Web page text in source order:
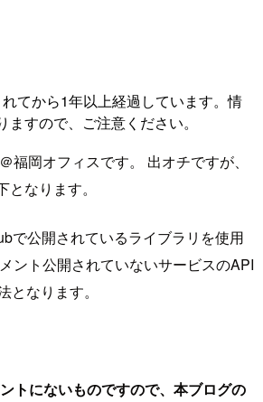
てから1年以上経過しています。情
すので、ご注意ください。
福岡オフィスです。 出オチですが、
なります。
で公開されているライブラリを使用
ント公開されていないサービスのAPI
となります。
トにないものですので、本ブログの